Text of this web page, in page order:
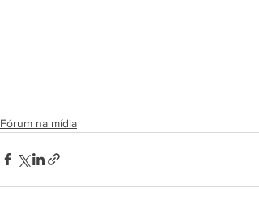
Fórum na mídia